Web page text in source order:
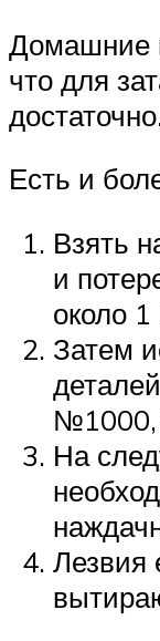
Домашние
что для
Есть и
Взять
и
около
Затем
№1000,
На
Лезвия